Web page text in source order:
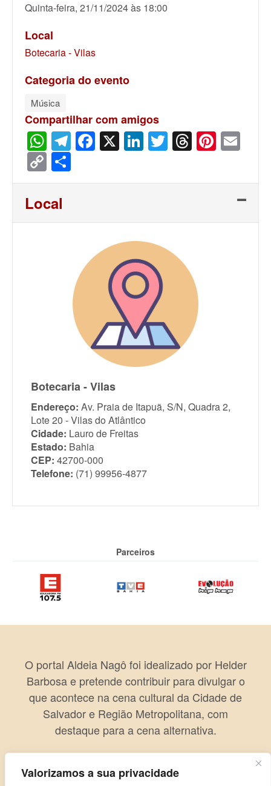
Valorizamos a sua privacidade
Quinta-feira, 21/11/2024 às 18:00
Local
Botecaria - Vilas
Categoria do evento
Música
Compartilhar com amigos
WhatsApp
Telegram
Facebook
X LinkedIn
Twitter
Threads
Copy
Link
Local
Botecaria - Vilas
Endereço: Av. Praia de Itapuã, S/N, Quadra 2,
Lote 20 - Vilas do Atlântico
Cidade: Lauro de Freitas
Estado: Bahia
CEP: 42700-000
Telefone: (71) 99956-4877
Parceiros
O portal Aldeia Nagô foi idealizado por Helder
Barbosa e pretende contribuir para divulgar o
que acontece na cena cultural da Cidade de
Salvador e Região Metropolitana, com
destaque para a cena alternativa.